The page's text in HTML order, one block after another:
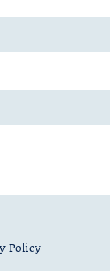
Policy